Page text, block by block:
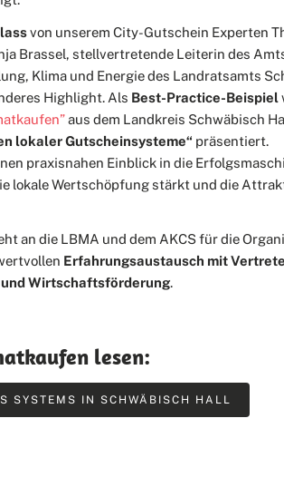
von unserem City-Gutschein Experten
Brassel, stellvertretende Leiterin des
Klima und Energie des Landratsamts
Highlight. Als Best-Practice-Beispiel
aus dem Landkreis Schwäbisch
lokaler Gutscheinsysteme“ präsentiert.
praxisnahen Einblick in die
lokale Wertschöpfung stärkt und die
an die LBMA und dem AKCS für die
Erfahrungsaustausch mit
Wirtschaftsförderung.
lesen:
SYSTEMS IN SCHWÄBISCH HALL